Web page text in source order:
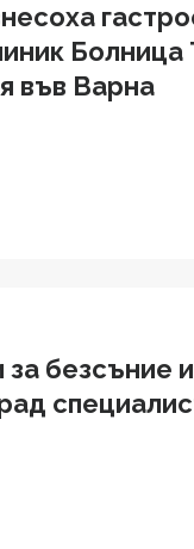
Болница
във Варна
за безсъние